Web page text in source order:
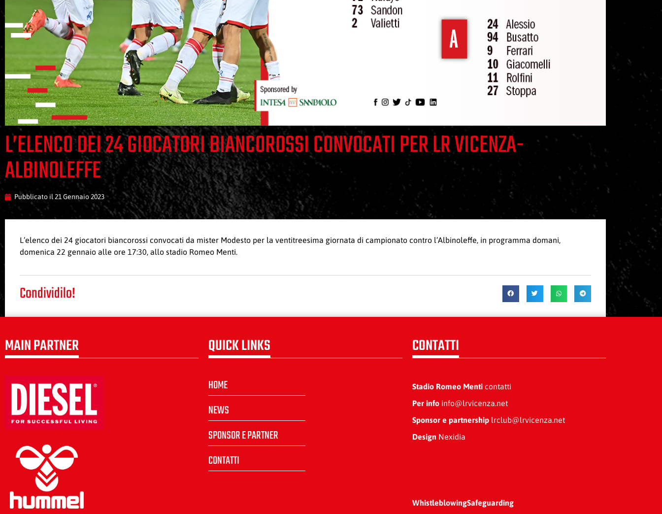
L’ELENCO DEI 24 GIOCATORI BIANCOROSSI CONVOCATI PER LR VICENZA-
ALBINOLEFFE
Pubblicato il21 Gennaio 2023
L’elenco dei 24 giocatori biancorossi convocati da mister Modesto per la ventitreesima giornata di campionato contro l’Albinoleffe, in programma domani,
domenica 22 gennaio alle ore 17:30, allo stadio Romeo Menti.
Condividilo!
MAIN PARTNER QUICK LINKS
HOME
NEWS
SPONSOR E PARTNER
CONTATTI
CONTATTI
Stadio Romeo Menticontatti
Per infoinfo@lrvicenza.net
Sponsor e partnershiplrclub@lrvicenza.net
Design Nexidia
WhistleblowingSafeguarding